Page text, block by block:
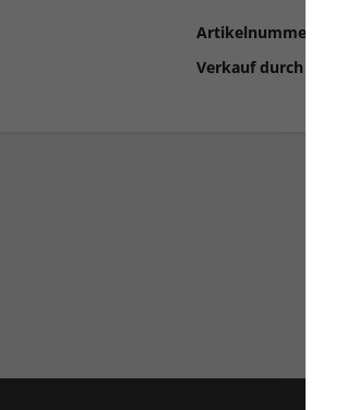
Artikelnummer
Verkauf durch